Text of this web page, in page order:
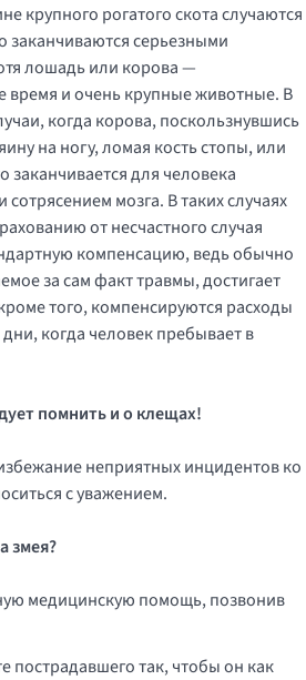
крупного рогатого скота случаются
заканчиваются серьезными
лошадь или корова —
и очень крупные животные. В
когда корова, поскользнувшись
на ногу, ломая кость стопы, или
заканчивается для человека
мозга. В таких случаях
от несчастного случая
компенсацию, ведь обычно
за сам факт травмы, достигает
того, компенсируются расходы
когда человек пребывает в
помнить и о клещах!
неприятных инцидентов ко
с уважением.
змея?
медицинскую помощь, позвонив
пострадавшего так, чтобы он как